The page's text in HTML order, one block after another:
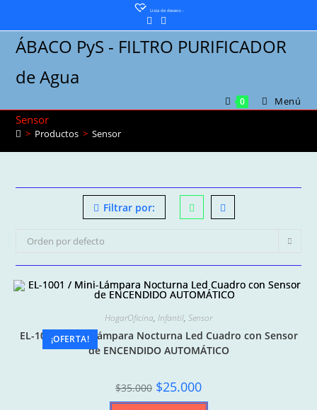
contenido
Lista de deseos -
ÁBACO PyS - FILTRO PURIFICADOR
de Agua
0 Menú
Sensor
> Productos > Sensor
Filtrar por:
Orden por defecto
¡OFERTA!
HogarOficina, Infantil, Sensor
EL-1001 / Mini-Lámpara Nocturna Led Cuadro con Sensor
de ENCENDIDO AUTOMÁTICO
$35.000 Original
price
was:
$25.000Current
is: